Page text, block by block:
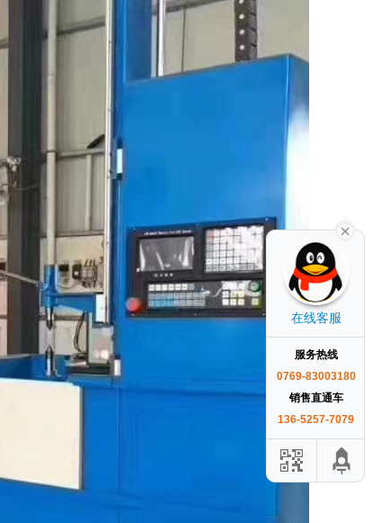
在线客服
服务热线
0769-83003180
销售直通车
136-5257-7079